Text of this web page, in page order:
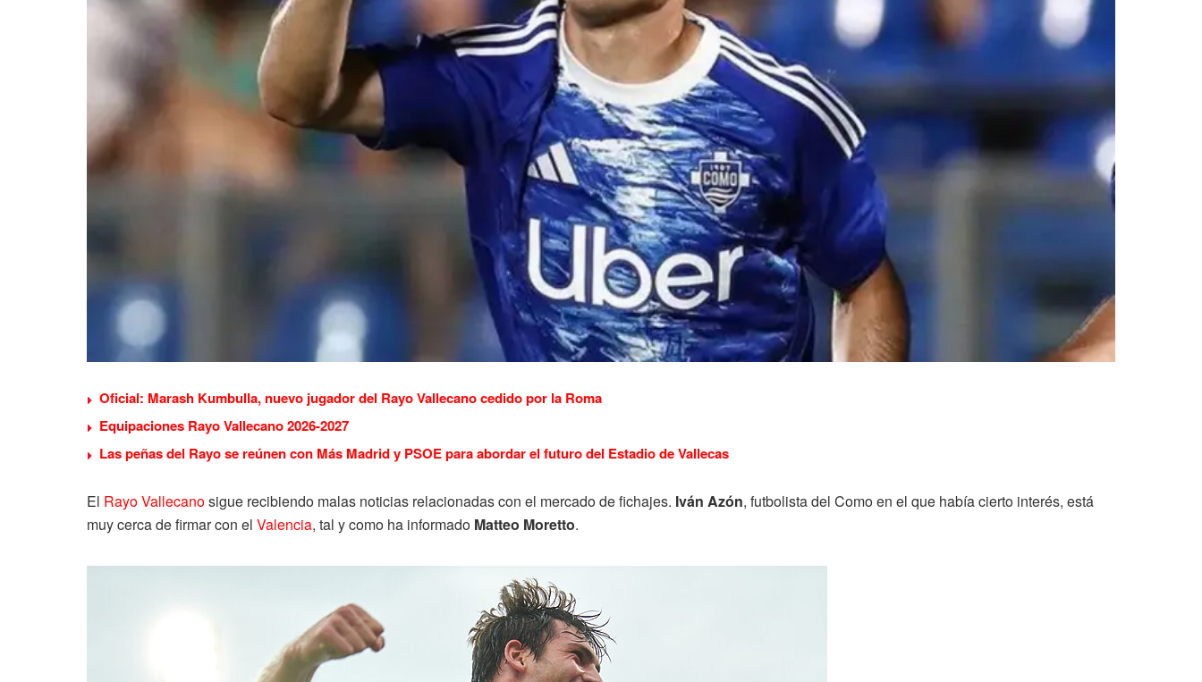
Oficial: Marash Kumbulla, nuevo jugador del Rayo Vallecano cedido por la Roma
Equipaciones Rayo Vallecano 2026-2027
Las peñas del Rayo se reúnen con Más Madrid y PSOE para abordar el futuro del Estadio de Vallecas
El Rayo Vallecanosigue recibiendo malas noticias relacionadas con el mercado de fichajes. Iván Azón, futbolista del Como en el que había cierto interés, está
muy cerca de firmar con el Valencia, tal y como ha informado Matteo Moretto.